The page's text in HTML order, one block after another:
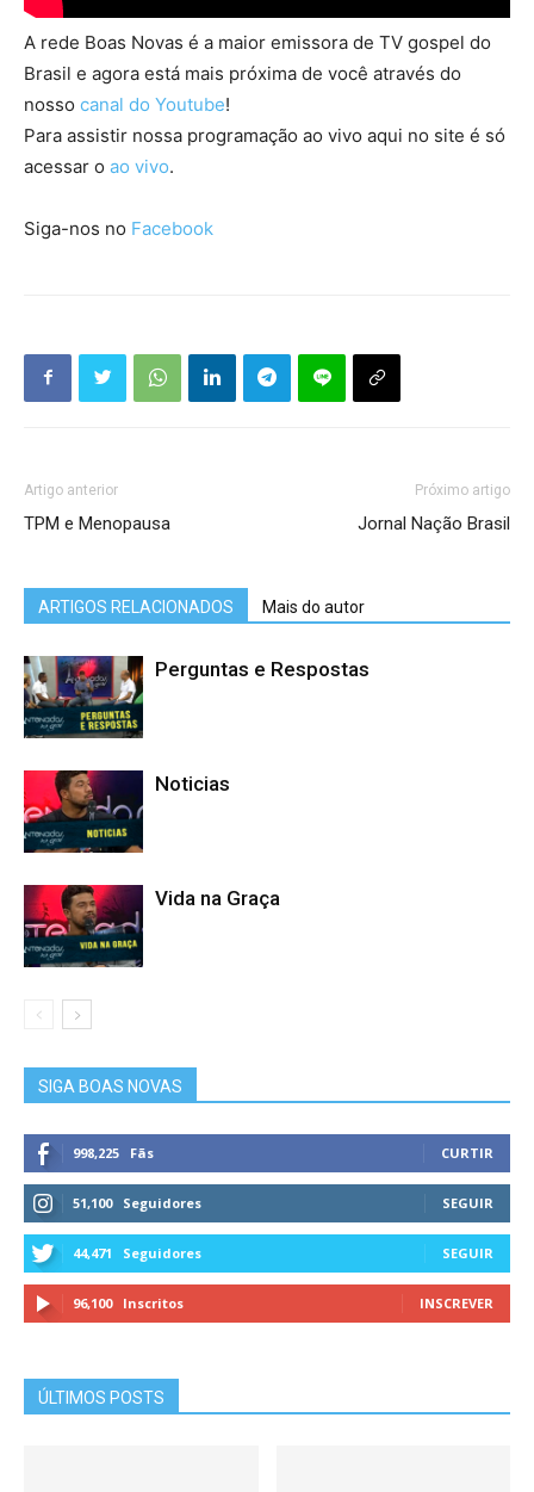
A rede Boas Novas é a maior emissora de TV gospel do
Brasil e agora está mais próxima de você através do
nosso canal do Youtube!
Para assistir nossa programação ao vivo aqui no site é só
acessar o ao vivo.
Siga-nos no Facebook
Artigo anterior
TPM e Menopausa
Próximo artigo
Jornal Nação Brasil
ARTIGOS RELACIONADOS Mais do autor
Perguntas e Respostas
Noticias
Vida na Graça
SIGA BOAS NOVAS
998,225 Fãs CURTIR
51,100 Seguidores SEGUIR
44,471 Seguidores SEGUIR
96,100 Inscritos INSCREVER
ÚLTIMOS POSTS